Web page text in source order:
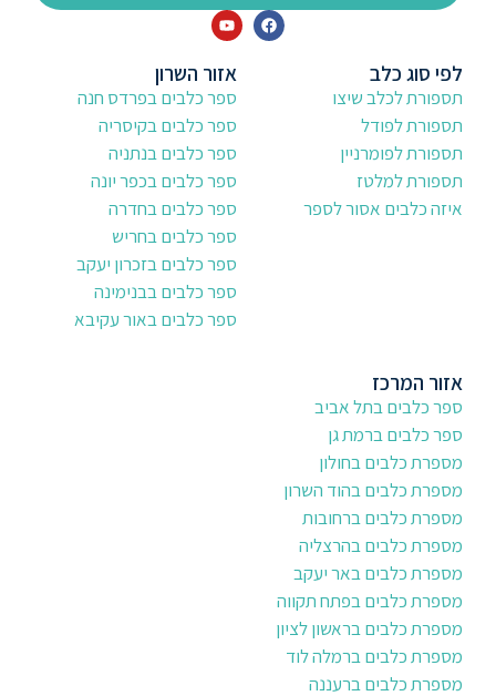
לפי סוג כלב
תספורת לכלב שיצו
תספורת לפודל
תספורת לפומרניין
תספורת למלטז
איזה כלבים אסור לספר
אזור השרון
ספר כלבים בפרדס חנה
ספר כלבים בקיסריה
ספר כלבים בנתניה
ספר כלבים בכפר יונה
ספר כלבים בחדרה
ספר כלבים בחריש
ספר כלבים בזכרון יעקב
ספר כלבים בבנימינה
ספר כלבים באור עקיבא
אזור המרכז
ספר כלבים בתל אביב
ספר כלבים ברמת גן
מספרת כלבים בחולון
מספרת כלבים בהוד השרון
מספרת כלבים ברחובות
מספרת כלבים בהרצליה
מספרת כלבים באר יעקב
מספרת כלבים בפתח תקווה
מספרת כלבים בראשון לציון
מספרת כלבים ברמלה לוד
מספרת כלבים ברעננה